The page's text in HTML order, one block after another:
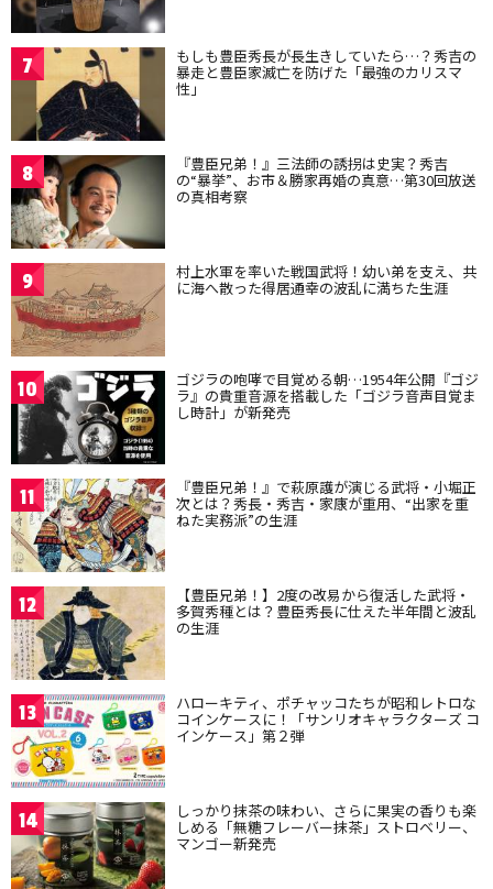
7 もしも豊臣秀長が長生きしていたら…？秀吉の
暴走と豊臣家滅亡を防げた「最強のカリスマ
性」
8 『豊臣兄弟！』三法師の誘拐は史実？秀吉
の“暴挙”、お市＆勝家再婚の真意…第30回放送
の真相考察
9 村上水軍を率いた戦国武将！幼い弟を支え、共
に海へ散った得居通幸の波乱に満ちた生涯
10 ゴジラの咆哮で目覚める朝…1954年公開『ゴジ
ラ』の貴重音源を搭載した「ゴジラ音声目覚ま
し時計」が新発売
11 『豊臣兄弟！』で萩原護が演じる武将・小堀正
次とは？秀長・秀吉・家康が重用、“出家を重
ねた実務派”の生涯
12 【豊臣兄弟！】2度の改易から復活した武将・
多賀秀種とは？豊臣秀長に仕えた半年間と波乱
の生涯
13 ハローキティ、ポチャッコたちが昭和レトロな
コインケースに！「サンリオキャラクターズ コ
インケース」第２弾
14 しっかり抹茶の味わい、さらに果実の香りも楽
しめる「無糖フレーバー抹茶」ストロベリー、
マンゴー新発売